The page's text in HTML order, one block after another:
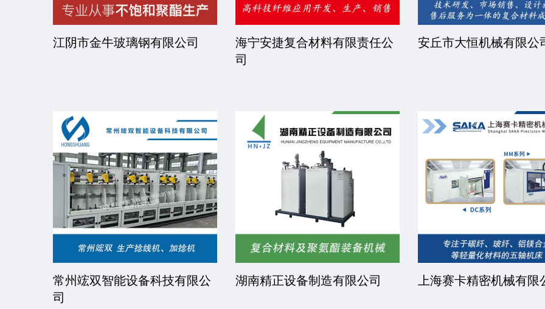
京华派克邯郸机械科技有限公
福建省睿步智能装备有限公司
北京中远恒达涂装设备
湘潭科达机械设备有限公司 东莞市凯文化工有限公司 安徽金骏复合材料有限